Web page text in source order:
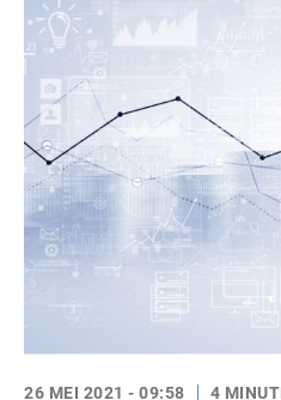
26 MEI 2021 - 09:58 4